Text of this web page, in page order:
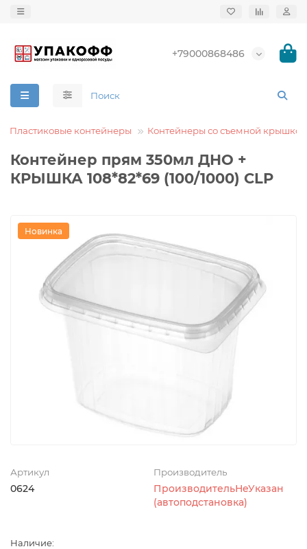
+79000868486
Пластиковые контейнеры Контейнеры со съемной крышкой
Контейнер прям 350мл ДНО +
КРЫШКА 108*82*69 (100/1000) CLP
Новинка
Артикул
0624
Производитель
ПроизводительНеУказан
(автоподстановка)
Наличие: